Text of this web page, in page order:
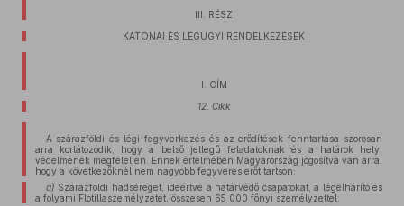
III. RÉSZ
KATONAI ÉS LÉGÜGYI RENDELKEZÉSEK
I. CÍM
12. Cikk
A szárazföldi és légi fegyverkezés és az erődítések fenntartása szorosan
arra korlátozódik, hogy a belső jellegű feladatoknak és a határok helyi
védelmének megfeleljen. Ennek értelmében Magyarország jogosítva van arra,
hogy a következőknél nem nagyobb fegyveres erőt tartson:
a) Szárazföldi hadsereget, ideértve a határvédő csapatokat, a légelhárító és
a folyami Flotillaszemélyzetet, összesen 65 000 főnyi személyzettel;